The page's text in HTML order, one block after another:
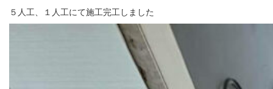
５人工、１人工にて施工完工しました